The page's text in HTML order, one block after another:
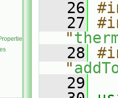
   26
   27
"
   28
"
   29